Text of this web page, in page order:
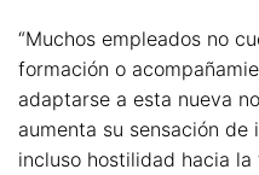
“Muchos empleados no
formación o
adaptarse a esta nueva
aumenta su sensación
incluso hostilidad hacia la